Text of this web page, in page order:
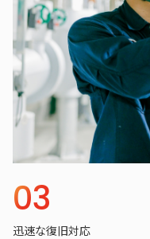
03
迅速な復旧対応